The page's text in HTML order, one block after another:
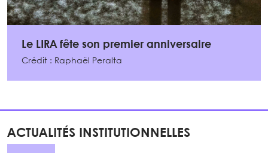
Le LIRA fête son premier anniversaire
Crédit : Raphaël Peralta
ACTUALITÉS INSTITUTIONNELLES